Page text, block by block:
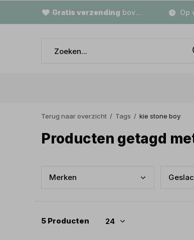
Gratis verzending boven €79,- Op
Terug naar overzicht Tags kie stone boy
Producten getagd
Merken Gesl
5 Producten